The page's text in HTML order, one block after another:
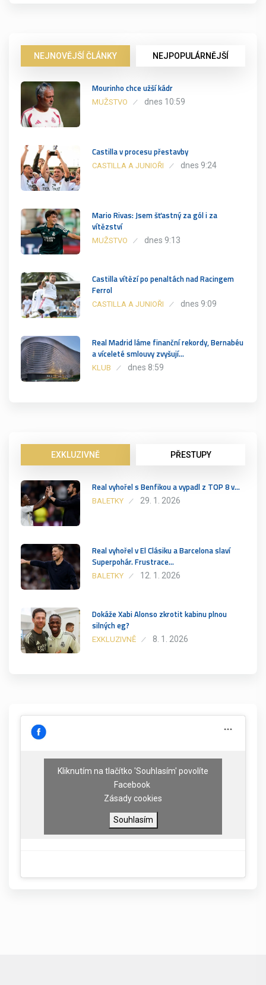
NEJNOVĚJŠÍ ČLÁNKY NEJPOPULÁRNĚJŠÍ
Mourinho chce užší kádr
MUŽSTVO dnes 10:59
Castilla v procesu přestavby
CASTILLA A JUNIOŘI dnes 9:24
Mario Rivas: Jsem šťastný za gól i za
vítězství
MUŽSTVO dnes 9:13
Castilla vítězí po penaltách nad Racingem
Ferrol
CASTILLA A JUNIOŘI dnes 9:09
Real Madrid láme finanční rekordy, Bernabéu
a víceleté smlouvy zvyšují…
KLUB dnes 8:59
EXKLUZIVNĚ PŘESTUPY
Real vyhořel s Benfikou a vypadl z TOP 8 v…
BALETKY 29. 1. 2026
Real vyhořel v El Clásiku a Barcelona slaví
Superpohár. Frustrace…
BALETKY 12. 1. 2026
Dokáže Xabi Alonso zkrotit kabinu plnou
silných eg?
EXKLUZIVNĚ 8. 1. 2026
Kliknutím na tlačítko 'Souhlasím' povolíte
Facebook
Zásady cookies
Souhlasím